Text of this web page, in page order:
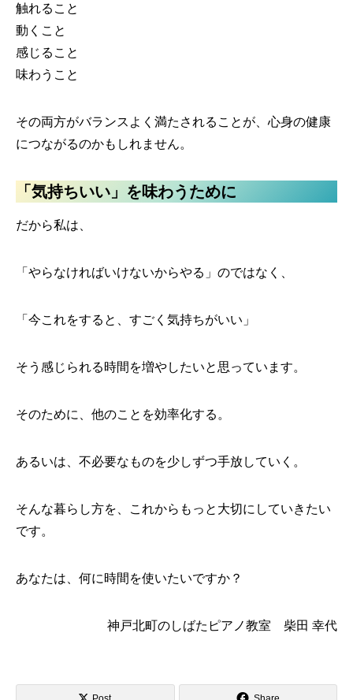
触れること
動くこと
感じること
味わうこと
その両方がバランスよく満たされることが、心身の健康
につながるのかもしれません。
「気持ちいい」を味わうために
だから私は、
「やらなければいけないからやる」のではなく、
「今これをすると、すごく気持ちがいい」
そう感じられる時間を増やしたいと思っています。
そのために、他のことを効率化する。
あるいは、不必要なものを少しずつ手放していく。
そんな暮らし方を、これからもっと大切にしていきたい
です。
あなたは、何に時間を使いたいですか？
神戸北町のしばたピアノ教室 柴田 幸代